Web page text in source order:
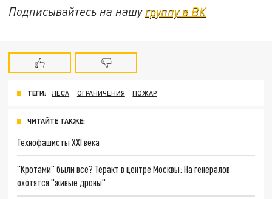
Подписывайтесь на нашу группу в ВК
ТЕГИ: ЛЕСА ОГРАНИЧЕНИЯ ПОЖАР
ЧИТАЙТЕ ТАКЖЕ:
Технофашисты XXI века
"Кротами" были все? Теракт в центре Москвы: На генералов
охотятся "живые дроны"